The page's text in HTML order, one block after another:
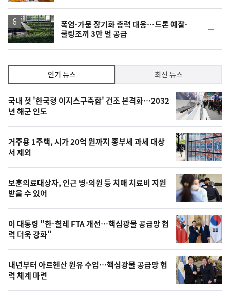
폭염·가뭄 장기화 총력 대응…드론 예찰·
쿨링조끼 3만 벌 공급
일
기,
최
신,
오
늘
의
영
상
오
늘
의
사
진
인기 뉴스 최신 뉴스
기
뉴
스
국내 첫 '한국형 이지스구축함' 건조 본격화…2032
년 해군 인도
거주용 1주택, 시가 20억 원까지 종부세 과세 대상
서 제외
보훈의료대상자, 인근 병·의원 등 치매 치료비 지원
받을 수 있어
이 대통령 "한-칠레 FTA 개선…핵심광물 공급망 협
력 더욱 강화"
내년부터 아르헨산 원유 수입…핵심광물 공급망 협
력 체계 마련